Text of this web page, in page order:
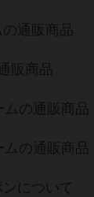
通販商品
販商品
の通販商品
の通販商品
について